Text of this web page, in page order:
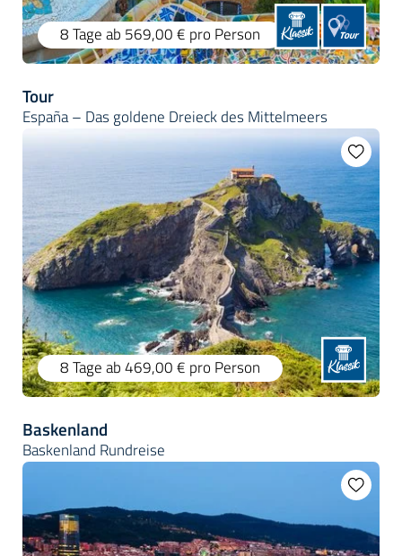
8 Tageab 569,00 € pro Person
Tour
España – Das goldene Dreieck des Mittelmeers
8 Tageab 469,00 € pro Person
Baskenland
Baskenland Rundreise